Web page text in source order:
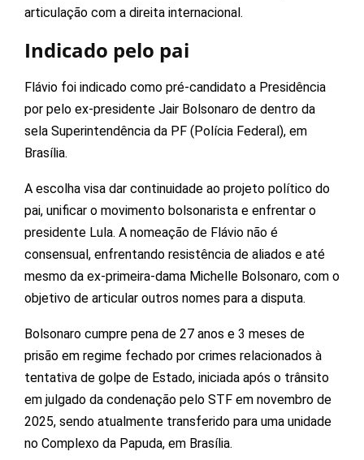
articulação com a direita internacional.
Indicado pelo pai
Flávio foi indicado como pré-candidato a Presidência
por pelo ex-presidente Jair Bolsonaro de dentro da
sela Superintendência da PF (Polícia Federal), em
Brasília.
A escolha visa dar continuidade ao projeto político do
pai, unificar o movimento bolsonarista e enfrentar o
presidente Lula. A nomeação de Flávio não é
consensual, enfrentando resistência de aliados e até
mesmo da ex-primeira-dama Michelle Bolsonaro, com o
objetivo de articular outros nomes para a disputa.
Bolsonaro cumpre pena de 27 anos e 3 meses de
prisão em regime fechado por crimes relacionados à
tentativa de golpe de Estado, iniciada após o trânsito
em julgado da condenação pelo STF em novembro de
2025, sendo atualmente transferido para uma unidade
no Complexo da Papuda, em Brasília.